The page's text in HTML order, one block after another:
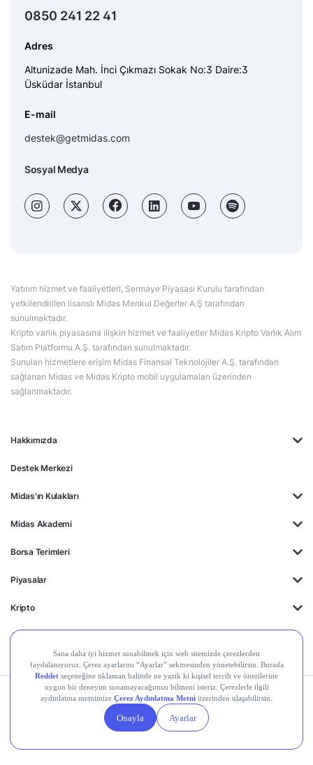
Hakkımızda
Destek Merkezi
Midas'ın Kulakları
Midas Akademi
Borsa Terimleri
Piyasalar
Kripto
Ayrıcalıklar
0850 241 22 41
Adres
Altunizade Mah. İnci Çıkmazı Sokak No:3 Daire:3
Üsküdar İstanbul
E-mail
destek@getmidas.com
Sosyal Medya
Yatırım hizmet ve faaliyetleri, Sermaye Piyasası Kurulu tarafından
yetkilendirilen lisanslı Midas Menkul Değerler A.Ş tarafından
sunulmaktadır.
Kripto varlık piyasasına ilişkin hizmet ve faaliyetler Midas Kripto Varlık Alım
Satım Platformu A.Ş. tarafından sunulmaktadır.
Sunulan hizmetlere erişim Midas Finansal Teknolojiler A.Ş. tarafından
sağlanan Midas ve Midas Kripto mobil uygulamaları üzerinden
sağlanmaktadır.
Kişisel Verilerin
Gizlilik
Politikası
Yasal
Duyurular
Çerez